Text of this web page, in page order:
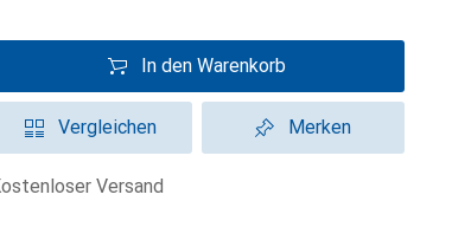
In den Warenkorb
Vergleichen Merken
kostenloser Versand